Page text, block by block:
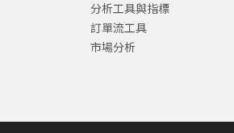
分析工具與指標
訂單流工具
市場分析